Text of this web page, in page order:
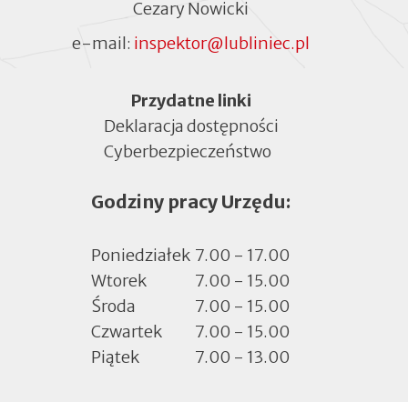
Cezary Nowicki
e-mail: inspektor@lubliniec.pl
MenuPrzydatne linki
Deklaracja dostępności
Cyberbezpieczeństwo
w
zakładce
Godziny pracy Urzędu:
Poniedziałek 7.00 - 17.00
Wtorek
7.00 - 15.00
Środa
7.00 - 15.00
Czwartek
7.00 - 15.00
Piątek
7.00 - 13.00